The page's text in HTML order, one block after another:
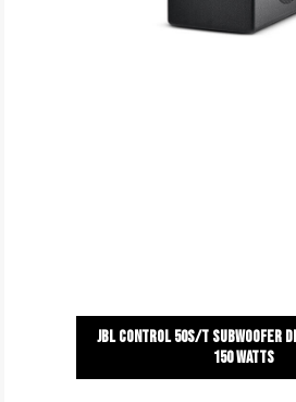
Jbl control 50s/t subwoofer
150 watts